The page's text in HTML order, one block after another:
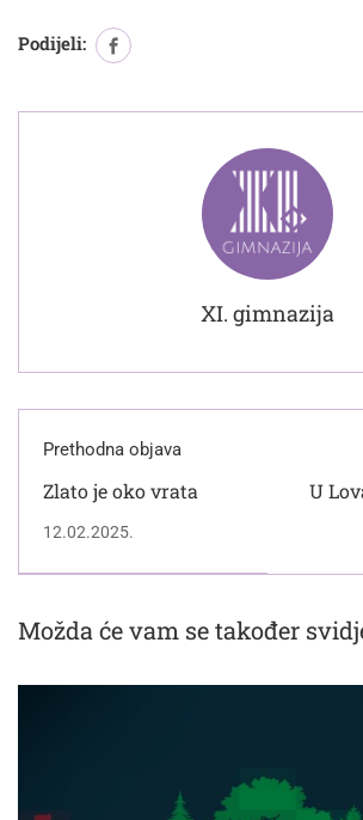
Podijeli:
XI. gimnazija
Prethodna objava
Zlato je oko vrata
12.02.2025.
U
Možda će vam se također